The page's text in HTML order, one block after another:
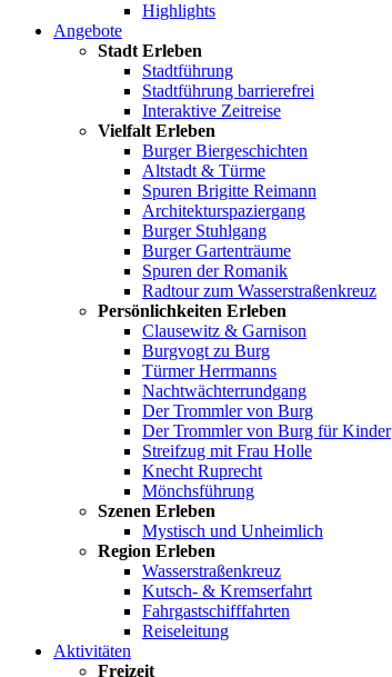
Highlights
Angebote
Stadt Erleben
Stadtführung
Stadtführung barrierefrei
Interaktive Zeitreise
Vielfalt Erleben
Burger Biergeschichten
Altstadt & Türme
Spuren Brigitte Reimann
Architekturspaziergang
Burger Stuhlgang
Burger Gartenträume
Spuren der Romanik
Radtour zum Wasserstraßenkreuz
Persönlichkeiten Erleben
Clausewitz & Garnison
Burgvogt zu Burg
Türmer Herrmanns
Nachtwächterrundgang
Der Trommler von Burg
Der Trommler von Burg für Kinder
Streifzug mit Frau Holle
Knecht Ruprecht
Mönchsführung
Szenen Erleben
Mystisch und Unheimlich
Region Erleben
Wasserstraßenkreuz
Kutsch- & Kremserfahrt
Fahrgastschifffahrten
Reiseleitung
Aktivitäten
Freizeit